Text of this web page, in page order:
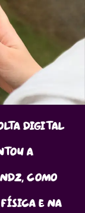
digital
a
como
e na